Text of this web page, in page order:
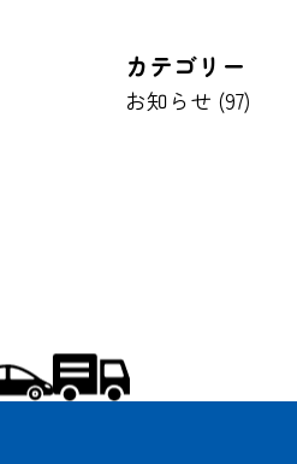
カテゴリー
お知らせ (97)